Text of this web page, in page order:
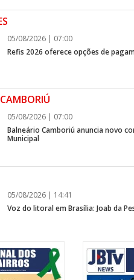
05/08/2026 | 07:00
Refis 2026 oferece opções de
05/08/2026 | 07:00
Balneário Camboriú anuncia novo
Municipal
05/08/2026 | 14:41
Voz do litoral em Brasília: Joab da
05/08/2026 | 07:00